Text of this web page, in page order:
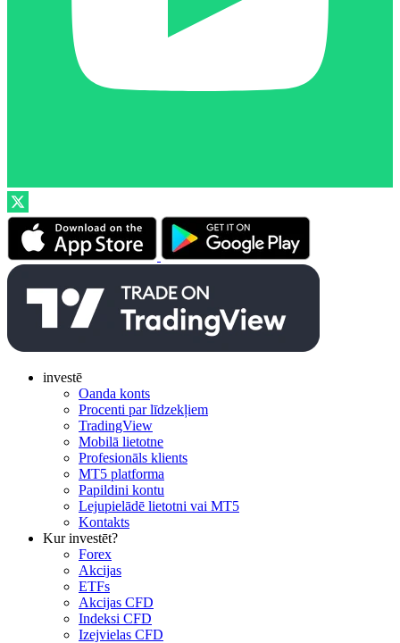
investē
Oanda konts
Procenti par līdzekļiem
TradingView
Mobilā lietotne
Profesionāls klients
MT5 platforma
Papildini kontu
Lejupielādē lietotni vai MT5
Kontakts
Kur investēt?
Forex
Akcijas
ETFs
Akcijas CFD
Indeksi CFD
Izejvielas CFD